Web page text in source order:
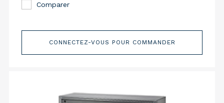
Comparer
CONNECTEZ-VOUS POUR COMMANDER